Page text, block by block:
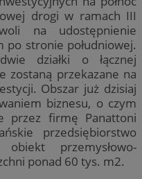
drogi w ramach III
na udostępnienie
stronie południowej.
działki o łącznej
zostaną przekazane na
Obszar już dzisiaj
biznesu, o czym
przez firmę Panattoni
przedsiębiorstwo
przemysłowo-
ponad 60 tys. m2.